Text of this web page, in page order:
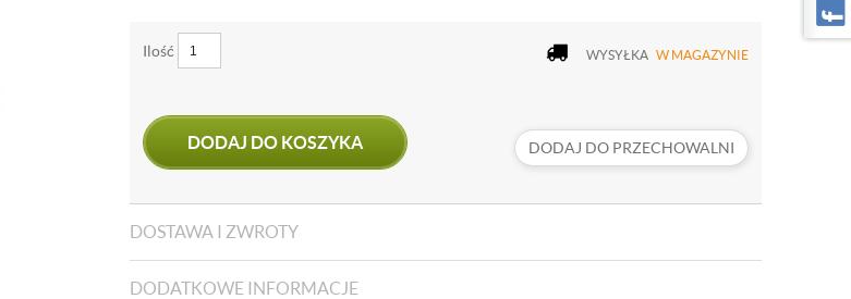
Ilość WYSYŁKA W MAGAZYNIE
DODAJ DO KOSZYKA DODAJ DO PRZECHOWALNI
DOSTAWA I ZWROTY
DODATKOWE INFORMACJE